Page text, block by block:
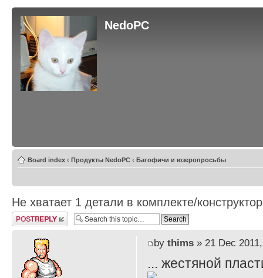
NedoPC
Board index ‹ Продукты NedoPC ‹ Багофичи и юзеропросьбы
Не хватает 1 детали в комплекте/
Post a reply
by thims» 21 Dec
... жестяной